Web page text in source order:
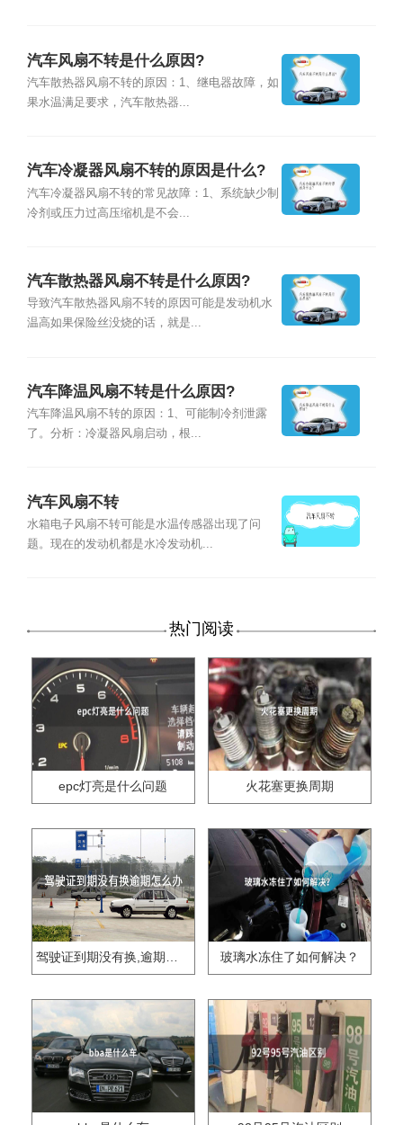
汽车风扇不转是什么原因?
汽车散热器风扇不转的原因：1、继电器故障，如
果水温满足要求，汽车散热器...
汽车冷凝器风扇不转的原因是什么?
汽车冷凝器风扇不转的常见故障：1、系统缺少制
冷剂或压力过高压缩机是不会...
汽车散热器风扇不转是什么原因?
导致汽车散热器风扇不转的原因可能是发动机水
温高如果保险丝没烧的话，就是...
汽车降温风扇不转是什么原因?
汽车降温风扇不转的原因：1、可能制冷剂泄露
了。分析：冷凝器风扇启动，根...
汽车风扇不转
水箱电子风扇不转可能是水温传感器出现了问
题。现在的发动机都是水冷发动机...
热门阅读
epc灯亮是什么问题 火花塞更换周期
驾驶证到期没有换,逾期怎么办?? 玻璃水冻住了如何解决？